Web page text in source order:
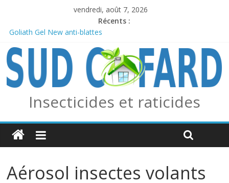
vendredi, août 7, 2026
Récents :
Goliath Gel New anti-blattes
Edialux / Absolut Professionnel
PERMAX 100 EC
REPELINE – Répulsif Moustiques, Tiques et Phlébotomes
OUTCAST ANTI FOURMIS
Insecticides et raticides
Aérosol insectes volants